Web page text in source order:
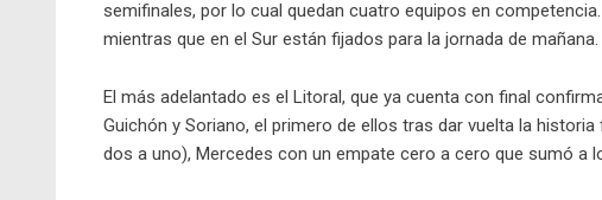
semifinales, por lo cual quedan cuatro equipos en
mientras que en el Sur están fijados para la jornada de mañana.
El más adelantado es el Litoral, que ya cuenta con final
Guichón y Soriano, el primero de ellos tras dar vuelta la
dos a uno), Mercedes con un empate cero a cero que sumó a